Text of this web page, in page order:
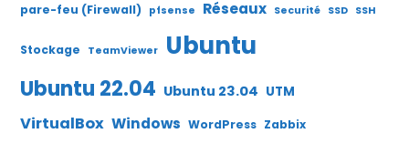
pare-feu (Firewall) pfsense Réseaux Securité SSD SSH
Stockage TeamViewer Ubuntu
Ubuntu 22.04 Ubuntu 23.04 UTM
VirtualBox Windows WordPress Zabbix